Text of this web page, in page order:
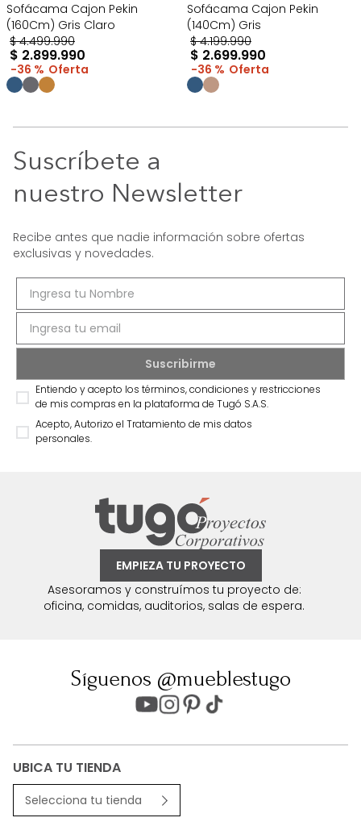
Sofácama Cajon Pekin
(160Cm) Gris Claro
$ 4.499.990
$ 2.899.990
36 %
Sofácama Cajon Pekin
(140Cm) Gris
$ 4.199.990
$ 2.699.990
36 %
Suscríbete a
nuestro Newsletter
Recibe antes que nadie información sobre ofertas
exclusivas y novedades.
Entiendo y acepto los términos, condiciones y restricciones
de mis compras en la plataforma de Tugó S.A.S.
Acepto, Autorizo el Tratamiento de mis datos
personales.
EMPIEZA TU PROYECTO
Asesoramos y construímos tu proyecto de:
oficina, comidas, auditorios, salas de espera.
Síguenos @mueblestugo
UBICA TU TIENDA
Selecciona tu tienda